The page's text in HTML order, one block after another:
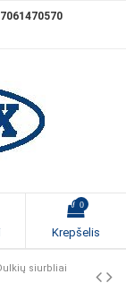
0
Krepšelis
siurbliai